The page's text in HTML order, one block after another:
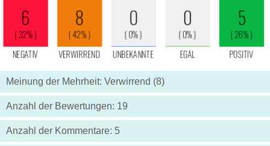
Meinung der Mehrheit: Verwirrend (8)
Anzahl der Bewertungen: 19
Anzahl der Kommentare: 5